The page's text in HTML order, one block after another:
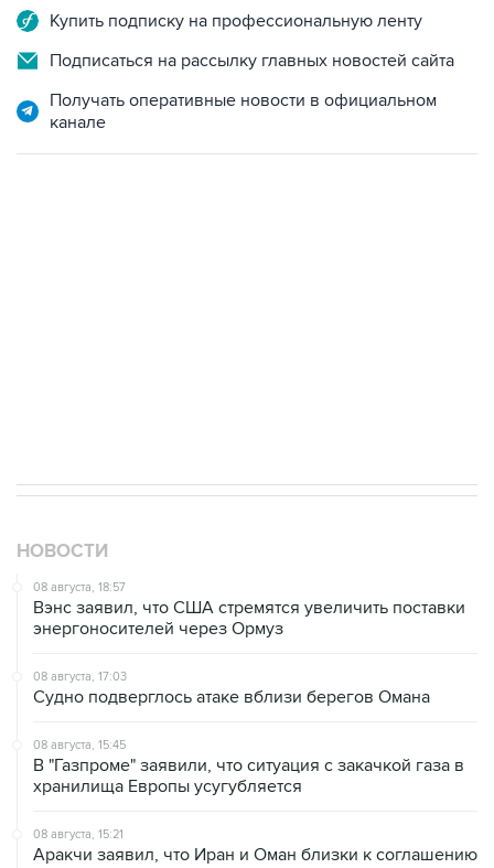
Купить подписку на профессиональную ленту
Подписаться на рассылку главных новостей сайта
Получать оперативные новости в официальном
канале
хранилища Европы усугубляется
Аракчи заявил, что Иран и Оман близки к соглашению
по Ормузскому проливу